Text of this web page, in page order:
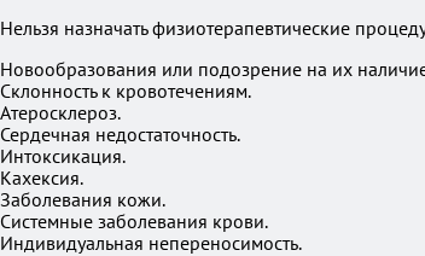
Нельзя назначать физиотерапевтические
Новообразования или подозрение на их
Склонность к кровотечениям.
Атеросклероз.
Сердечная недостаточность.
Интоксикация.
Кахексия.
Заболевания кожи.
Системные заболевания крови.
Индивидуальная непереносимость.